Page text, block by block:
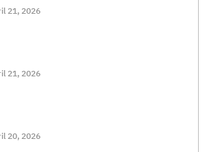
21, 2026
21, 2026
20, 2026